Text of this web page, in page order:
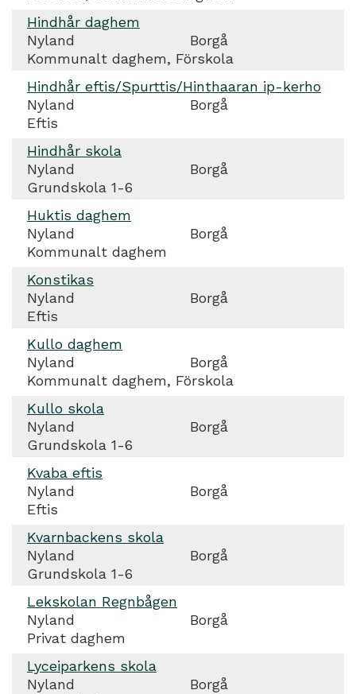
Hindhår daghem
Nyland
Borgå
Kommunalt daghem, Förskola
Hindhår eftis/Spurttis/Hinthaaran ip-kerho
Nyland
Borgå
Eftis
Hindhår skola
Nyland
Borgå
Grundskola 1-6
Huktis daghem
Nyland
Borgå
Kommunalt daghem
Konstikas
Nyland
Borgå
Eftis
Kullo daghem
Nyland
Borgå
Kommunalt daghem, Förskola
Kullo skola
Nyland
Borgå
Grundskola 1-6
Kvaba eftis
Nyland
Borgå
Eftis
Kvarnbackens skola
Nyland
Borgå
Grundskola 1-6
Lekskolan Regnbågen
Nyland
Borgå
Privat daghem
Lyceiparkens skola
Nyland
Borgå